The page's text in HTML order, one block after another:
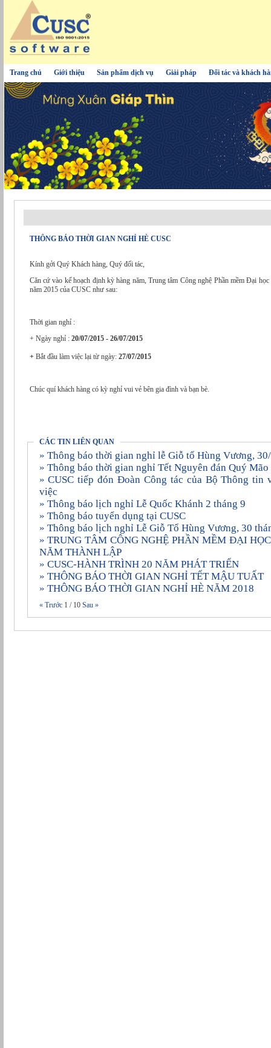
Trang chủ Giới thiệu Sản phẩm dịch vụ Giải pháp Đối tác và khách
THÔNG BÁO THỜI GIAN NGHỈ HÈ CUSC
Kính gởi Quý Khách hàng, Quý đối tác,
Căn cứ vào kế hoạch định kỳ hàng năm, Trung tâm Công nghệ Phần mềm Đại học Cần Thơ (CUSC) xin thông báo nghỉ hè
năm 2015 của CUSC như sau:
Thời gian nghỉ :
+ Ngày nghỉ : 20/07/2015 - 26/07/2015
+ Bắt đầu làm việc lại từ ngày: 27/07/2015
Chúc quí khách hàng có kỳ nghỉ vui vẻ bên gia đình và bạn bè.
CÁC TIN LIÊN QUAN
» Thông báo thời gian nghỉ lễ Giỗ tổ Hùng Vương,
» Thông báo thời gian nghỉ Tết Nguyên đán Quý
» CUSC tiếp đón Đoàn Công tác của Bộ Thông tin và Truyền thông đến làm
việc
» Thông báo lịch nghỉ Lễ Quốc Khánh 2 tháng 9
» Thông báo tuyển dụng tại CUSC
» Thông báo lịch nghỉ Lễ Giỗ Tổ Hùng Vương, 30
» TRUNG TÂM CÔNG NGHỆ PHẦN MỀM ÐẠI HỌC CẦN THƠ KỶ NIỆM 20
NĂM THÀNH LẬP
» CUSC-HÀNH TRÌNH 20 NĂM PHÁT TRIỂN
» THÔNG BÁO THỜI GIAN NGHỈ TẾT MẬU TUẤT
» THÔNG BÁO THỜI GIAN NGHỈ HÈ NĂM 2018
« Trước 1 / 10 Sau »